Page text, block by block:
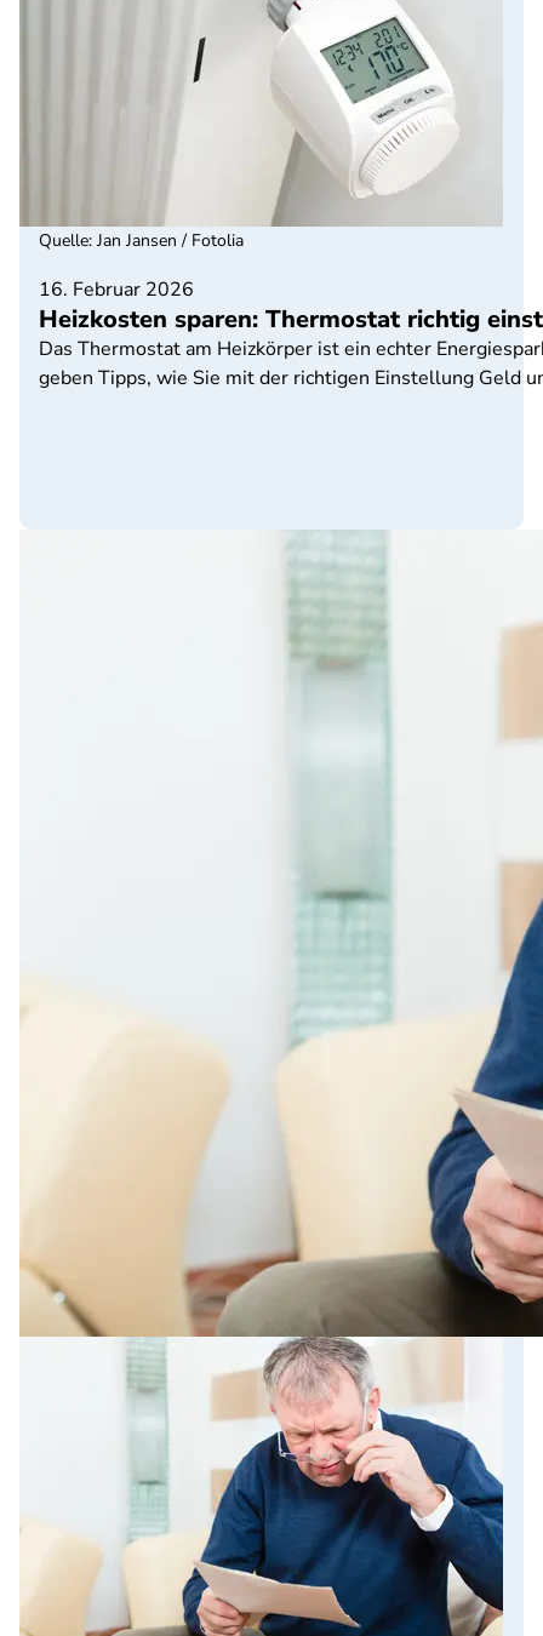
16. Februar 2026
Heizkosten sparen: Thermostat richtig
Das Thermostat am Heizkörper ist ein echter
geben Tipps, wie Sie mit der richtigen Einstellung Geld
Quelle: Jan Jansen / Fotolia